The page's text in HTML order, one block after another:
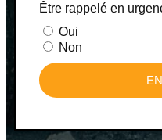
Être rappelé en
Oui
Non